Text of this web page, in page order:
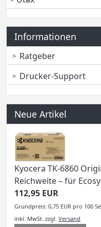
Informationen
Ratgeber
Drucker-Support
Neue Artikel
Kyocera TK-6860
Reichweite – für
112,95 EUR
Grundpreis: 0,75 EUR pro 100
inkl. MwSt. zzgl. Versand